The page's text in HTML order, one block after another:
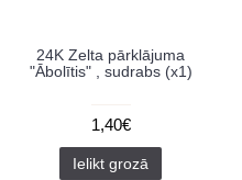
24K Zelta pārklājuma
"Ābolītis" , sudrabs (x1)
1,40€
Ielikt grozā